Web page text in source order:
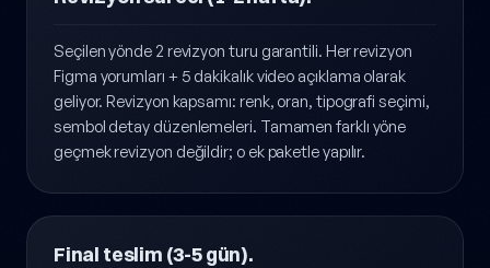
Revizyon süreci (1-2 hafta).
Seçilen yönde 2 revizyon turu garantili. Her revizyon
Figma yorumları + 5 dakikalık video açıklama olarak
geliyor. Revizyon kapsamı: renk, oran, tipografi seçimi,